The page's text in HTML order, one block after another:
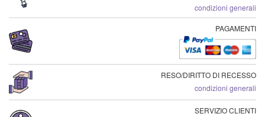
condizioni generali
PAGAMENTI
RESO/DIRITTO DI RECESSO
condizioni generali
SERVIZIO CLIENTI